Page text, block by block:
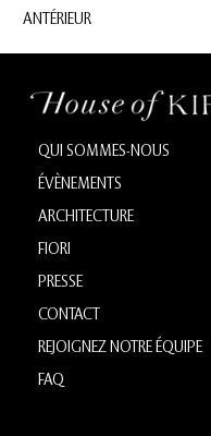
ANTÉRIEUR
QUI SOMMES-NOUS
ÉVÈNEMENTS
ARCHITECTURE
FIORI
PRESSE
CONTACT
REJOIGNEZ NOTRE ÉQUIPE
FAQ